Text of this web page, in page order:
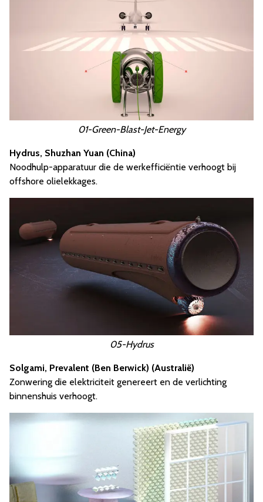
01-Green-Blast-Jet-Energy
Hydrus, Shuzhan Yuan (China)
Noodhulp-apparatuur die de werkefficiëntie verhoogt bij
offshore olielekkages.
05-Hydrus
Solgami, Prevalent (Ben Berwick) (Australië)
Zonwering die elektriciteit genereert en de verlichting
binnenshuis verhoogt.